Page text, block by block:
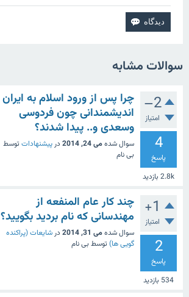
سوالات مشابه
–2
امتیاز
4
پاسخ
2.8k بازدید
چرا پس از ورود اسلام به ایران
اندیشمندانی چون فردوسی
وسعدی و.. پیدا شدند؟
سوال شدهمی 24, 2014 در پیشنهادات توسط
بی نام
+1
امتیاز
2
پاسخ
534 بازدید
چند کار عام المنفعه از
مهندسانی که نام بردید بگویید؟
سوال شدهمی 31, 2014 در شایعات (پراکنده
گویی ها) توسط بی نام